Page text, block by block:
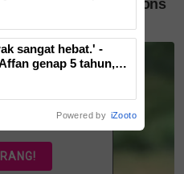
sangat hebat.' -
genap 5 tahun,
Powered by iZooto